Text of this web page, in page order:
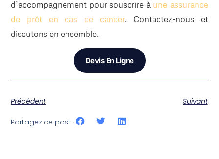
d’accompagnement pour souscrire à une assurance
de prêt en cas de cancer. Contactez-nous et
discutons en ensemble.
Devis En Ligne
Précédent Suivant
Partagez ce post :